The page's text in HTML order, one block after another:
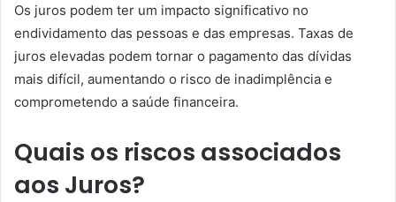
Os juros podem ter um impacto significativo no
endividamento das pessoas e das empresas. Taxas de
juros elevadas podem tornar o pagamento das dívidas
mais difícil, aumentando o risco de inadimplência e
comprometendo a saúde financeira.
Quais os riscos associados
aos Juros?